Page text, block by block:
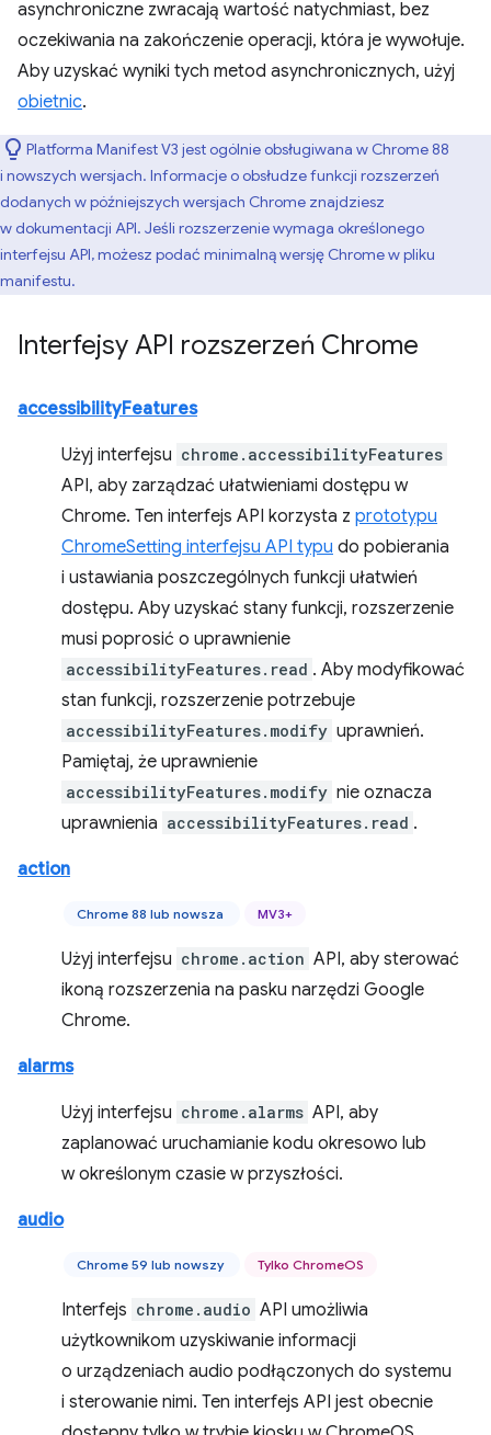
asynchroniczne zwracają wartość natychmiast, bez
oczekiwania na zakończenie operacji, która je wywołuje.
Aby uzyskać wyniki tych metod asynchronicznych, użyj
obietnic.
Platforma Manifest V3 jest ogólnie obsługiwana w Chrome 88
i nowszych wersjach. Informacje o obsłudze funkcji rozszerzeń
dodanych w późniejszych wersjach Chrome znajdziesz
w dokumentacji API. Jeśli rozszerzenie wymaga określonego
interfejsu API, możesz podać minimalną wersję Chrome w pliku
manifestu.
Interfejsy API rozszerzeń Chrome
accessibilityFeatures
Użyj interfejsu chrome.accessibilityFeatures
API, aby zarządzać ułatwieniami dostępu w
Chrome. Ten interfejs API korzysta z prototypu
ChromeSetting interfejsu API typu do pobierania
i ustawiania poszczególnych funkcji ułatwień
dostępu. Aby uzyskać stany funkcji, rozszerzenie
musi poprosić o uprawnienie
accessibilityFeatures.read . Aby modyfikować
stan funkcji, rozszerzenie potrzebuje
accessibilityFeatures.modify uprawnień.
Pamiętaj, że uprawnienie
accessibilityFeatures.modify nie oznacza
uprawnienia accessibilityFeatures.read .
action
Chrome 88 lub nowsza MV3+
Użyj interfejsu chrome.action API, aby sterować
ikoną rozszerzenia na pasku narzędzi Google
Chrome.
alarms
Użyj interfejsu chrome.alarms API, aby
zaplanować uruchamianie kodu okresowo lub
w określonym czasie w przyszłości.
audio
Chrome 59 lub nowszy Tylko ChromeOS
Interfejs chrome.audio API umożliwia
użytkownikom uzyskiwanie informacji
o urządzeniach audio podłączonych do systemu
i sterowanie nimi. Ten interfejs API jest obecnie